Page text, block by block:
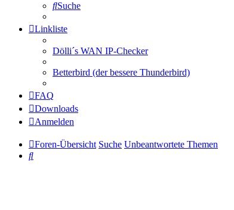
Suche
Linkliste
Dölli´s WAN IP-Checker
Betterbird (der bessere Thunderbird)
FAQ
Downloads
Anmelden
Foren-Übersicht Suche Unbeantwortete Themen
Suche